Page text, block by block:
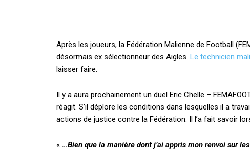
Après les joueurs, la Fédération Malienne de Football
désormais ex sélectionneur des Aigles. Le technicien
laisser faire.
Il y a aura prochainement un duel Eric Chelle –
réagit. S’il déplore les conditions dans lesquelles il a
actions de justice contre la Fédération. Il l’a fait savoir
« …Bien que la manière dont j’ai appris mon renvoi sur